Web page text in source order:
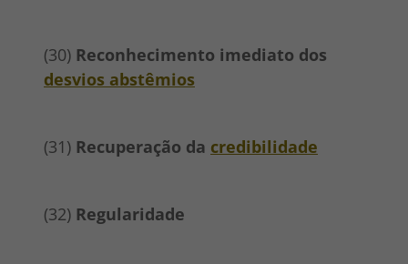
(30) Reconhecimento imediato dos
desvios abstêmios
(31) Recuperação da credibilidade
(32) Regularidade